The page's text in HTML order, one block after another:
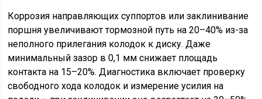
Коррозия направляющих суппортов или заклинивание
поршня увеличивают тормозной путь на 20–40% из-за
неполного прилегания колодок к диску. Даже
минимальный зазор в 0,1 мм снижает площадь
контакта на 15–20%. Диагностика включает проверку
свободного хода колодок и измерение усилия на